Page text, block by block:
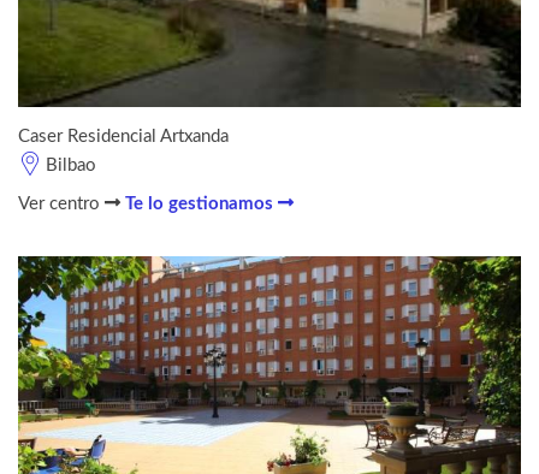
Caser Residencial Artxanda
Bilbao
Ver centro Te lo gestionamos